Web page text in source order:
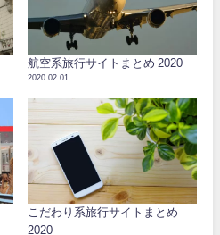
航空系旅行サイトまとめ 2020
2020.02.01
こだわり系旅行サイトまとめ
2020